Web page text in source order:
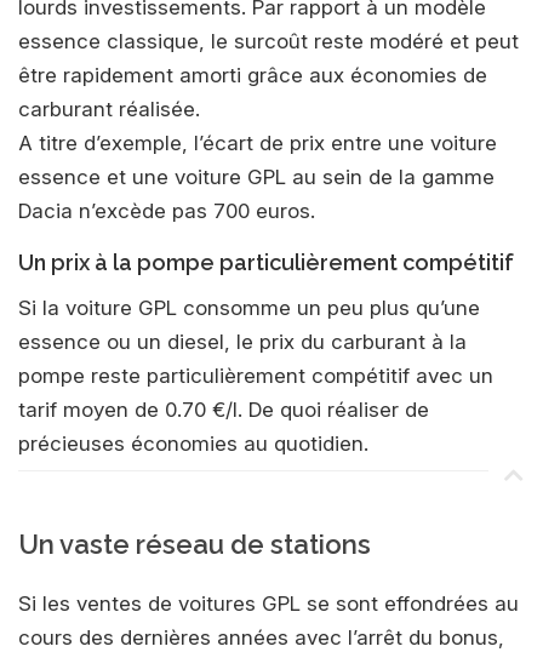
lourds investissements. Par rapport à un modèle
essence classique, le surcoût reste modéré et peut
être rapidement amorti grâce aux économies de
carburant réalisée.
A titre d’exemple, l’écart de prix entre une voiture
essence et une voiture GPL au sein de la gamme
Dacia n’excède pas 700 euros.
Un prix à la pompe particulièrement compétitif
Si la voiture GPL consomme un peu plus qu’une
essence ou un diesel, le prix du carburant à la
pompe reste particulièrement compétitif avec un
tarif moyen de 0.70 €/l. De quoi réaliser de
précieuses économies au quotidien.
Un vaste réseau de stations
Si les ventes de voitures GPL se sont effondrées au
cours des dernières années avec l’arrêt du bonus,